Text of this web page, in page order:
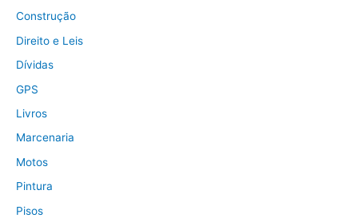
Construção
Direito e Leis
Dívidas
GPS
Livros
Marcenaria
Motos
Pintura
Pisos